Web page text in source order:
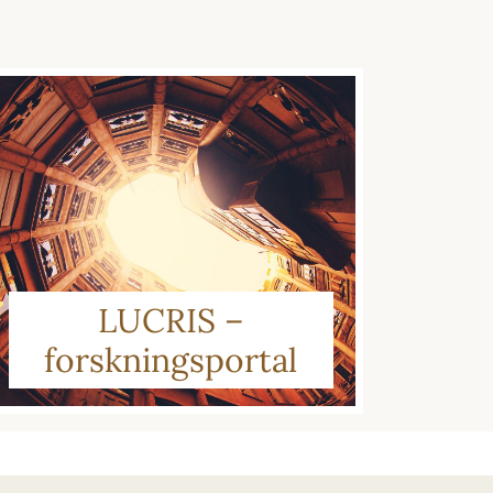
LUCRIS –
forskningsportal